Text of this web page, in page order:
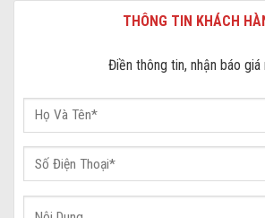
THÔNG TIN KHÁCH
Điền thông tin, nhận báo giá